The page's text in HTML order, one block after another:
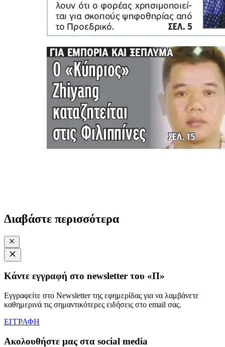
Διαβάστε περισσότερα
Κάντε εγγραφή στο newsletter του «Π»
Εγγραφείτε στο Newsletter της εφημερίδας για να λαμβάνετε
καθημερινά τις σημαντικότερες ειδήσεις στο email σας.
ΕΓΓΡΑΦΗ
Ακολουθήστε μας στα social media